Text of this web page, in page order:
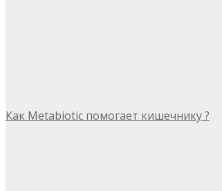
Как Metabiotic помогает кишечнику ?